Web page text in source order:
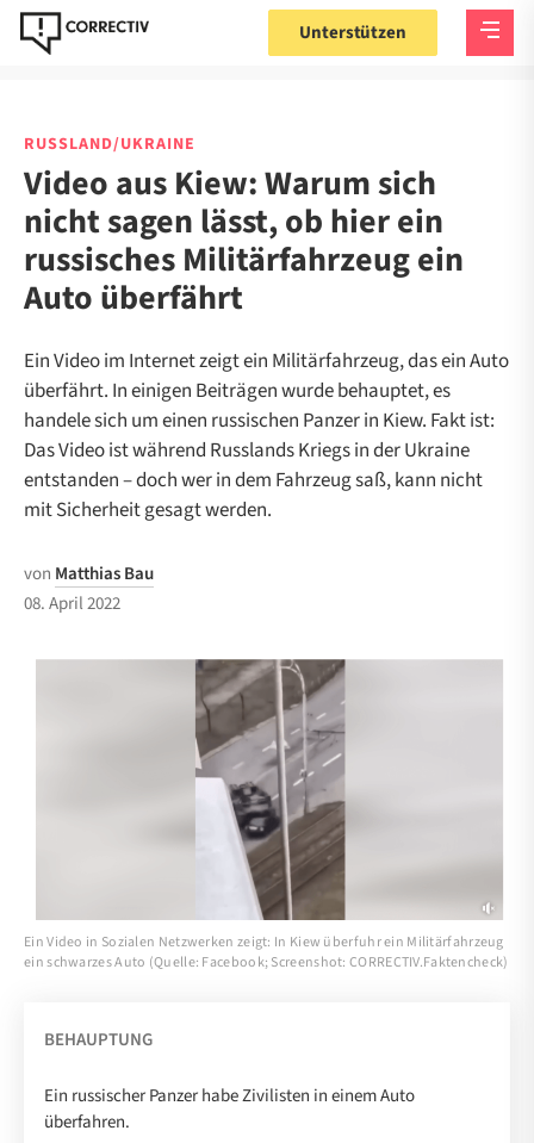
Unterstützen
RUSSLAND/UKRAINE
Video aus Kiew: Warum sich
nicht sagen lässt, ob hier ein
russisches Militärfahrzeug ein
Auto überfährt
Ein Video im Internet zeigt ein Militärfahrzeug, das ein Auto
überfährt. In einigen Beiträgen wurde behauptet, es
handele sich um einen russischen Panzer in Kiew. Fakt ist:
Das Video ist während Russlands Kriegs in der Ukraine
entstanden – doch wer in dem Fahrzeug saß, kann nicht
mit Sicherheit gesagt werden.
von Matthias Bau
08. April 2022
Ein Video in Sozialen Netzwerken zeigt: In Kiew überfuhr ein Militärfahrzeug
ein schwarzes Auto (Quelle: Facebook; Screenshot: CORRECTIV.Faktencheck)
BEHAUPTUNG
Ein russischer Panzer habe Zivilisten in einem Auto
überfahren.